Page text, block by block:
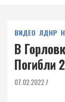
ВИДЕО ЛДНР
В
Погибли
07.02.2022